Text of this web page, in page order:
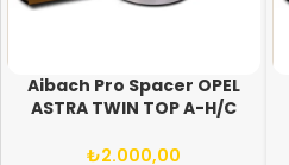
Aibach Pro Spacer OPEL
ASTRA TWIN TOP A-H/C
5X108/110 65.1 12X1.50
₺2.000,00